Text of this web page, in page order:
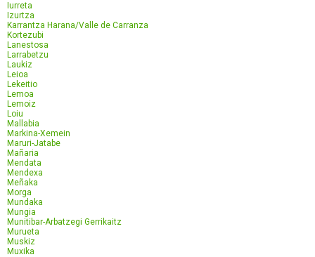
Iurreta
Izurtza
Karrantza Harana/Valle de Carranza
Kortezubi
Lanestosa
Larrabetzu
Laukiz
Leioa
Lekeitio
Lemoa
Lemoiz
Loiu
Mallabia
Markina-Xemein
Maruri-Jatabe
Mañaria
Mendata
Mendexa
Meñaka
Morga
Mundaka
Mungia
Munitibar-Arbatzegi Gerrikaitz
Murueta
Muskiz
Muxika